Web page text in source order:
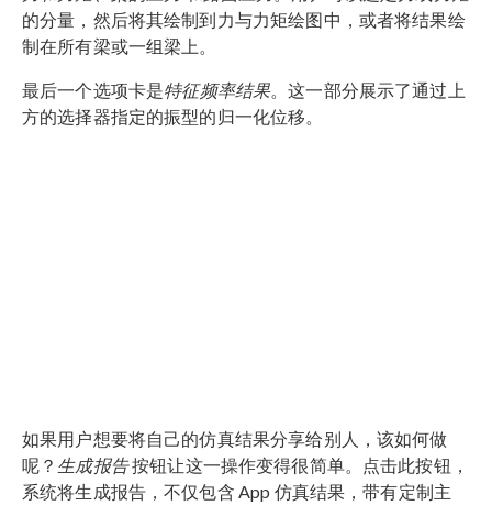
的分量，然后将其绘制到力与力矩绘图中，或者将结果绘
制在所有梁或一组梁上。
最后一个选项卡是特征频率结果。这一部分展示了通过上
方的选择器指定的振型的归一化位移。
如果用户想要将自己的仿真结果分享给别人，该如何做
呢？ 生成报告按钮让这一操作变得很简单。点击此按钮，
系统将生成报告，不仅包含 App 仿真结果，带有定制主